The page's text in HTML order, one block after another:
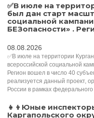
✅В июле на
был дан старт
социальной
БЕЗопасности» .
08.08.2026
✅В июле на территории
всероссийской социальной
Регион вошел в число 40
реализуется данный проект,
России в рамках федерального
👧👦Юные
Каргапольского